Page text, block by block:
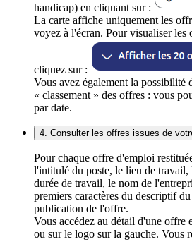
handicap) en cliquant sur :
La carte affiche uniquement les
voyez à l'écran. Pour visualiser les
cliquez sur :
Vous avez également la possibilité
« classement » des offres : vous
par date.
4. Consulter les offres issues de
Pour chaque offre d'emploi
l'intitulé du poste, le lieu de travail,
durée de travail, le nom de
premiers caractères du descriptif
publication de l'offre.
Vous accédez au détail d'une offre
ou sur le logo sur la gauche. Vous